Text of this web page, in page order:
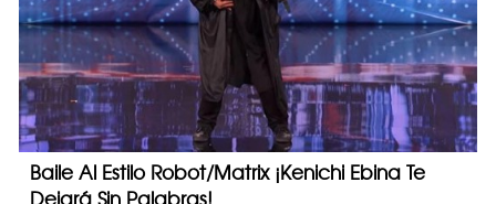
Baile Al Estilo Robot/Matrix ¡Kenichi Ebina Te
Dejará Sin Palabras!